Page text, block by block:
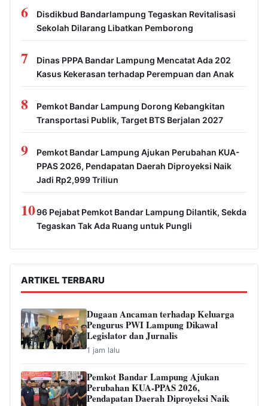
6
Disdikbud Bandarlampung Tegaskan Revitalisasi
Sekolah Dilarang Libatkan Pemborong
7
Dinas PPPA Bandar Lampung Mencatat Ada 202
Kasus Kekerasan terhadap Perempuan dan Anak
8
Pemkot Bandar Lampung Dorong Kebangkitan
Transportasi Publik, Target BTS Berjalan 2027
9
Pemkot Bandar Lampung Ajukan Perubahan KUA-
PPAS 2026, Pendapatan Daerah Diproyeksi Naik
Jadi Rp2,999 Triliun
1096 Pejabat Pemkot Bandar Lampung Dilantik, Sekda
Tegaskan Tak Ada Ruang untuk Pungli
ARTIKEL TERBARU
Dugaan Ancaman terhadap Keluarga
Pengurus PWI Lampung Dikawal
Legislator dan Jurnalis
1 jam lalu
Pemkot Bandar Lampung Ajukan
Perubahan KUA-PPAS 2026,
Pendapatan Daerah Diproyeksi Naik